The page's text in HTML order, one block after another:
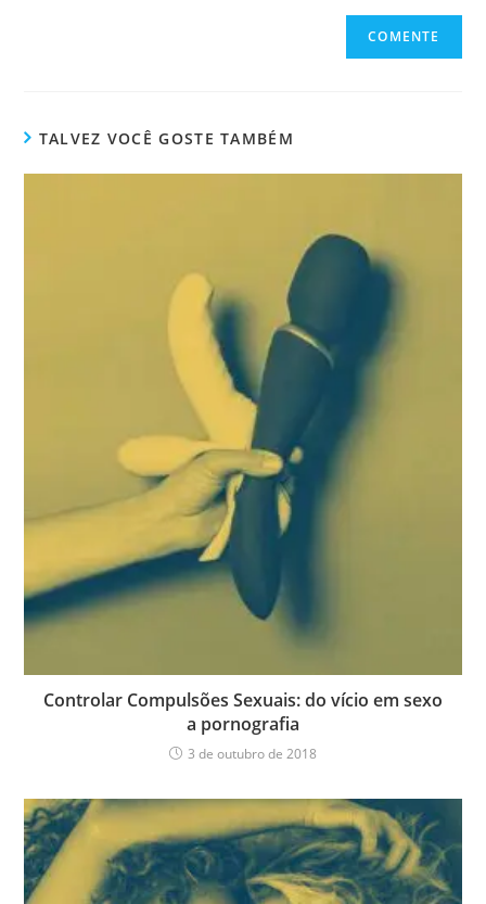
TALVEZ VOCÊ GOSTE TAMBÉM
Controlar Compulsões Sexuais: do vício em sexo
a pornografia
3 de outubro de 2018